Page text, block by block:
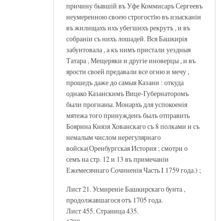
причину бывшiй въ Уфе Коммисаръ Сергеевъ
неумеренною своею строгостlю въ изысканiи
въ жилищахъ ихъ убегшихъ рекрутъ , и въ
собранiи съ нихъ лошадей. Вся Башкирiя
забунтовала , а къ нимъ пристали уездныя
Татара , Мещеряки и другiе иноверцы , и въ
ярости своей предавали все огню и мечу ,
прошедъ даже до самыя Казани : откуда
однако Казанскимъ Вице-Губернаторомъ
были прогнаны. Монархъ для успокоенiя
мятежа того принужденъ былъ отправить
Боярина Князя Хованскаго съ 8 полками и съ
немалым числом нерегулярнаго
войска(Оренбургская История ; смотри о
семъ на стр. 12 и 13 въ примечанiи
Ежемесячнаго Сочиненiя Часть I 1759 года.) ;
Лист 21. Усмиренiе Башкирскаго бунта ,
продолжавшагося отъ 1705 года.
Лист 455. Страница 435.